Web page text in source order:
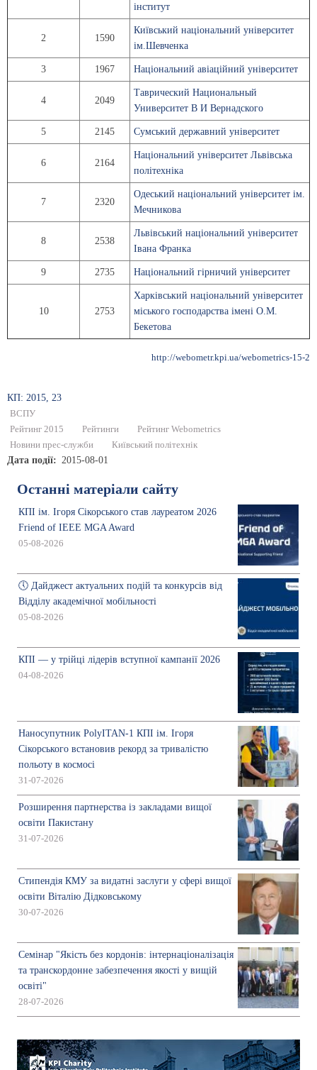
інститут
2 1590
Київський національний університет
ім.Шевченка
3 1967 Національний авіаційний університет
4 2049
Таврический Национальный
Университет В И Вернадского
5 2145 Сумський державний університет
6 2164
Національний університет Львівська
політехніка
7 2320
Одеський національний університет ім.
Мечникова
8 2538
Львівський національний університет
Івана Франка
9 2735 Національний гірничий університет
10 2753
Харківський національний університет
міського господарства імені О.М.
Бекетова
http://webometr.kpi.ua/webometrics-15-2
КП: 2015, 23
ВСПУ
Рейтинг 2015
Рейтинги
Рейтинг Webometrics
Новини прес-служби
Київський політехнік
Дата події 2015-08-01
Останні матеріали сайту
КПІ ім. Ігоря Сікорського став лауреатом 2026
Friend of IEEE MGA Award
05-08-2026
🕔 Дайджест актуальних подій та конкурсів від
Відділу академічної мобільності
05-08-2026
КПІ — у трійці лідерів вступної кампанії 2026
04-08-2026
Наносупутник PolyITAN-1 КПІ ім. Ігоря
Сікорського встановив рекорд за тривалістю
польоту в космосі
31-07-2026
Розширення партнерства із закладами вищої
освіти Пакистану
31-07-2026
Стипендія КМУ за видатні заслуги у сфері вищої
освіти Віталію Дідковському
30-07-2026
Семінар "Якість без кордонів: інтернаціоналізація
та транскордонне забезпечення якості у вищій
освіті"
28-07-2026